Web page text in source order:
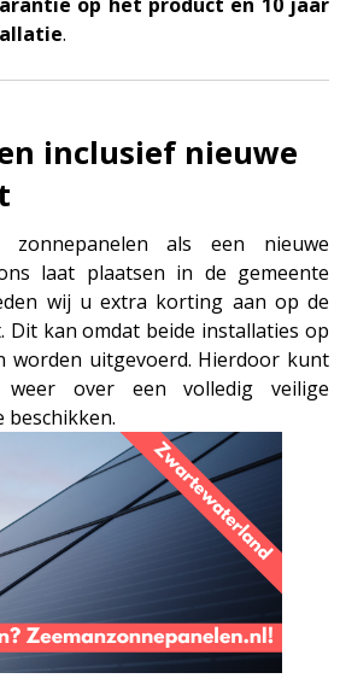
op het product en 10 jaar
.
inclusief nieuwe
als een nieuwe
laat plaatsen in de gemeente
wij u extra korting aan op de
Dit kan omdat beide installaties op
worden uitgevoerd. Hierdoor kunt
over een volledig veilige
beschikken.